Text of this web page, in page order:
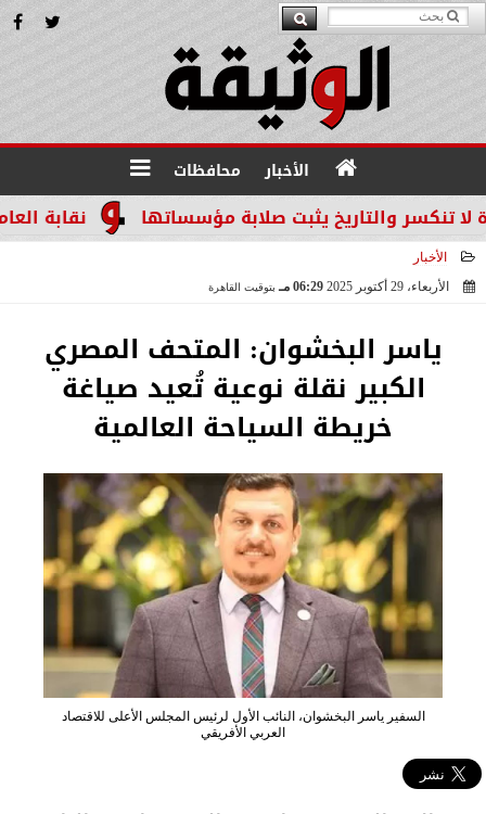
الأخبار محافظات
نقابة والتاريخ يثبت صلابة مؤسساتها
الأخبار
الأربعاء، 29 أكتوبر 2025
06:29 مـ بتوقيت القاهرة
ياسر البخشوان: المتحف المصري
الكبير نقلة نوعية تُعيد صياغة
خريطة السياحة العالمية
السفير ياسر البخشوان، النائب الأول لرئيس المجلس الأعلى للاقتصاد
العربي الأفريقي